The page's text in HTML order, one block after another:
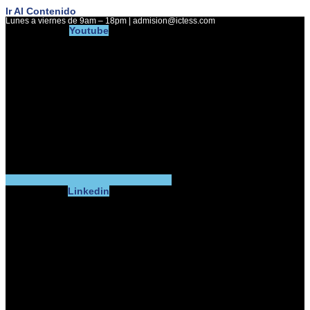
Ir Al Contenido
Lunes a viernes de 9am – 18pm | admision@ictess.com
Youtube
Linkedin